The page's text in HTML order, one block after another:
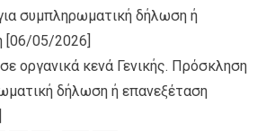
συμπληρωματική δήλωση ή
[06/05/2026]
οργανικά κενά Γενικής. Πρόσκληση
δήλωση ή επανεξέταση